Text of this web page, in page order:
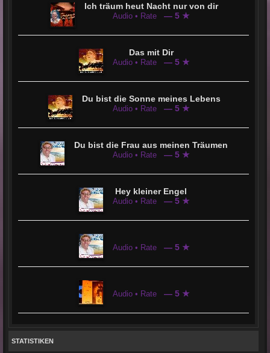
Ich träum heut Nacht nur von dir
Audio • Rate — 5 ★
Das mit Dir
Audio • Rate — 5 ★
Du bist die Sonne meines Lebens
Audio • Rate — 5 ★
Du bist die Frau aus meinen Träumen
Audio • Rate — 5 ★
Hey kleiner Engel
Audio • Rate — 5 ★
Audio • Rate — 5 ★
Audio • Rate — 5 ★
STATISTIKEN